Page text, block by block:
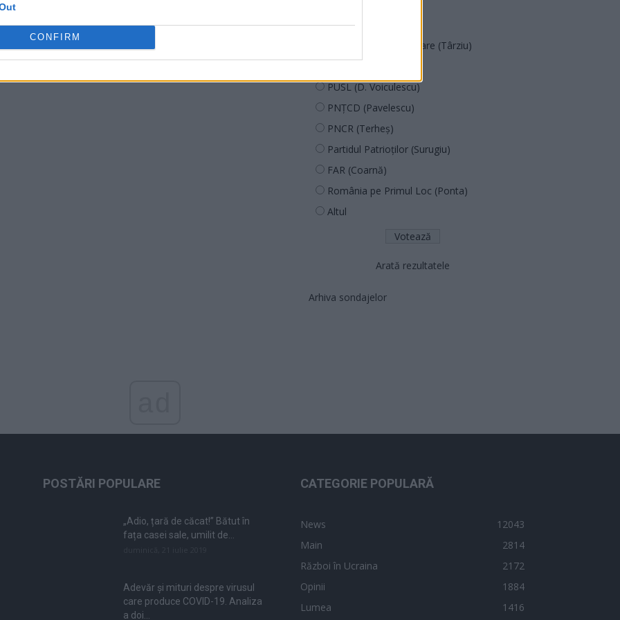
CONFIRM
PACE (Peia)
Acțiunea Conservatoare (Târziu)
PUSL (D. Voiculescu)
PNȚCD (Pavelescu)
PNCR (Terheș)
Partidul Patrioților (Surugiu)
FAR (Coarnă)
România pe Primul Loc (Ponta)
Altul
Arată rezultatele
Arhiva sondajelor
POSTĂRI POPULARE
„Adio, țară de căcat!” Bătut în
fața casei sale, umilit de...
Adevăr și mituri despre virusul
care produce COVID-19. Analiza
a doi...
CATEGORIE POPULARĂ
News
12043
Main
2814
Război în Ucraina
2172
Opinii
1884
Lumea
1416